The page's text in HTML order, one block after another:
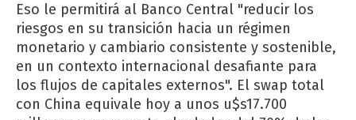
Eso le permitirá al Banco Central "reducir los
riesgos en su transición hacia un régimen
monetario y cambiario consistente y sostenible,
en un contexto internacional desafiante para
los flujos de capitales externos". El swap total
con China equivale hoy a unos u$s17.700